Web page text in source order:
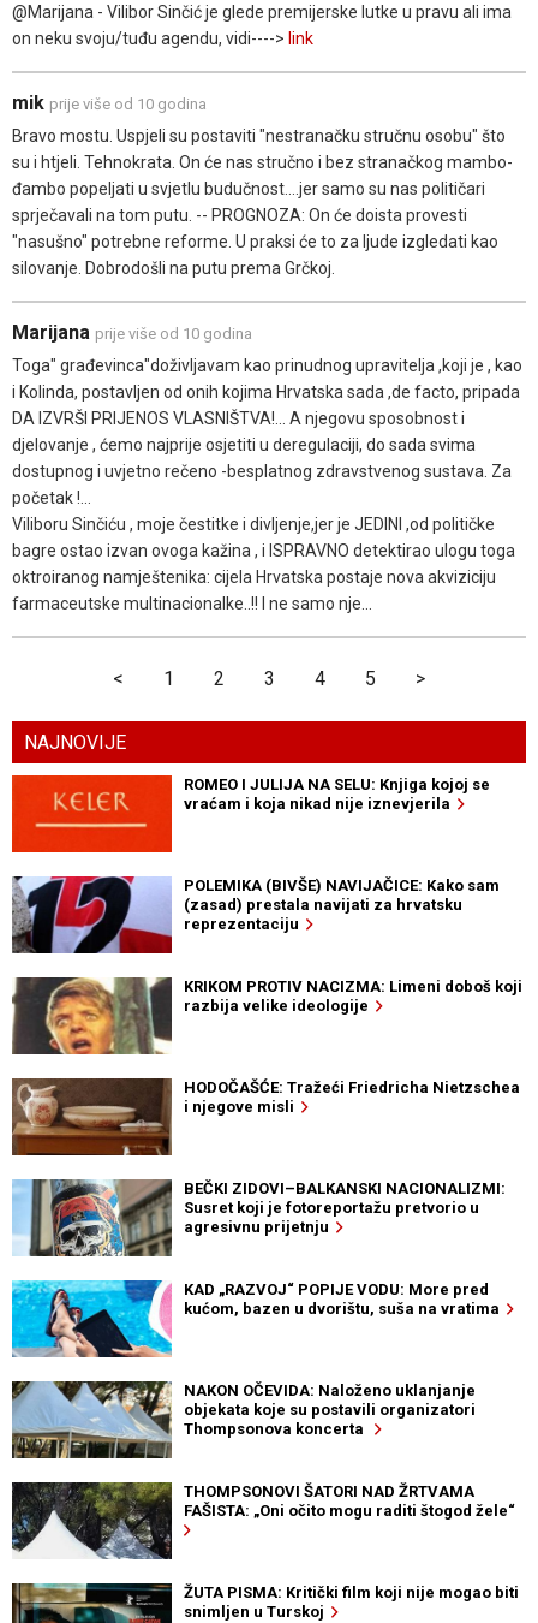
@Marijana - Vilibor Sinčić je glede premijerske lutke u pravu ali ima
on neku svoju/tuđu agendu, vidi----> link
mik prije više od 10 godina
Bravo mostu. Uspjeli su postaviti "nestranačku stručnu osobu" što
su i htjeli. Tehnokrata. On će nas stručno i bez stranačkog mambo-
đambo popeljati u svjetlu budučnost....jer samo su nas političari
sprječavali na tom putu. -- PROGNOZA: On će doista provesti
"nasušno" potrebne reforme. U praksi će to za ljude izgledati kao
silovanje. Dobrodošli na putu prema Grčkoj.
Marijana prije više od 10 godina
Toga" građevinca"doživljavam kao prinudnog upravitelja ,koji je , kao
i Kolinda, postavljen od onih kojima Hrvatska sada ,de facto, pripada
DA IZVRŠI PRIJENOS VLASNIŠTVA!... A njegovu sposobnost i
djelovanje , ćemo najprije osjetiti u deregulaciji, do sada svima
dostupnog i uvjetno rečeno -besplatnog zdravstvenog sustava. Za
početak !...
Viliboru Sinčiću , moje čestitke i divljenje,jer je JEDINI ,od političke
bagre ostao izvan ovoga kažina , i ISPRAVNO detektirao ulogu toga
oktroiranog namještenika: cijela Hrvatska postaje nova akviziciju
farmaceutske multinacionalke..!! I ne samo nje...
< 1 2 3 4 5 >
NAJNOVIJE
ROMEO I JULIJA NA SELU: Knjiga kojoj se
vraćam i koja nikad nije iznevjerila
POLEMIKA (BIVŠE) NAVIJAČICE: Kako sam
(zasad) prestala navijati za hrvatsku
reprezentaciju
KRIKOM PROTIV NACIZMA: Limeni doboš koji
razbija velike ideologije
HODOČAŠĆE: Tražeći Friedricha Nietzschea
i njegove misli
BEČKI ZIDOVI–BALKANSKI NACIONALIZMI:
Susret koji je fotoreportažu pretvorio u
agresivnu prijetnju
KAD „RAZVOJ“ POPIJE VODU: More pred
kućom, bazen u dvorištu, suša na vratima
NAKON OČEVIDA: Naloženo uklanjanje
objekata koje su postavili organizatori
Thompsonova koncerta
THOMPSONOVI ŠATORI NAD ŽRTVAMA
FAŠISTA: „Oni očito mogu raditi štogod žele“
ŽUTA PISMA: Kritički film koji nije mogao biti
snimljen u Turskoj